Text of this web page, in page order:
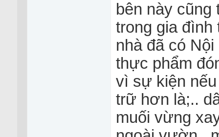
bên này cũng
trong gia
nhà đã có
thực phẩm
vì sự kiện
trữ hơn là;..
muối vừng